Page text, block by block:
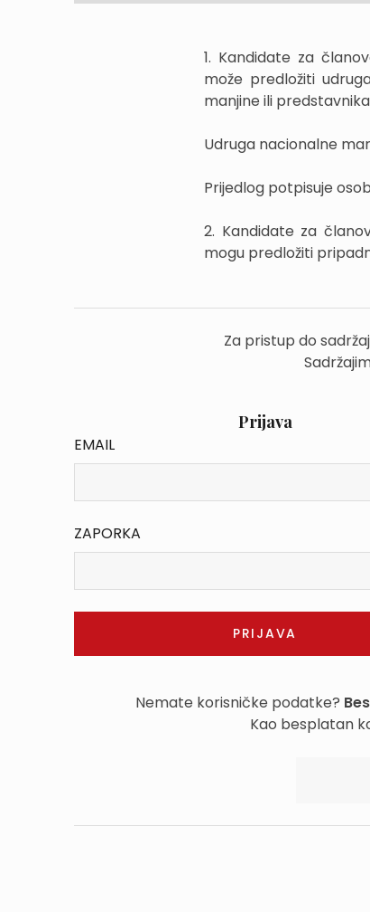
1. Kandidate za
može predložiti
manjine ili
Udruga nacionalne
Prijedlog potpisuje
2. Kandidate za
mogu predložiti
Za pristup do
Prijava
EMAIL
ZAPORKA
Nemate korisničke podatke?
Kao besplatan